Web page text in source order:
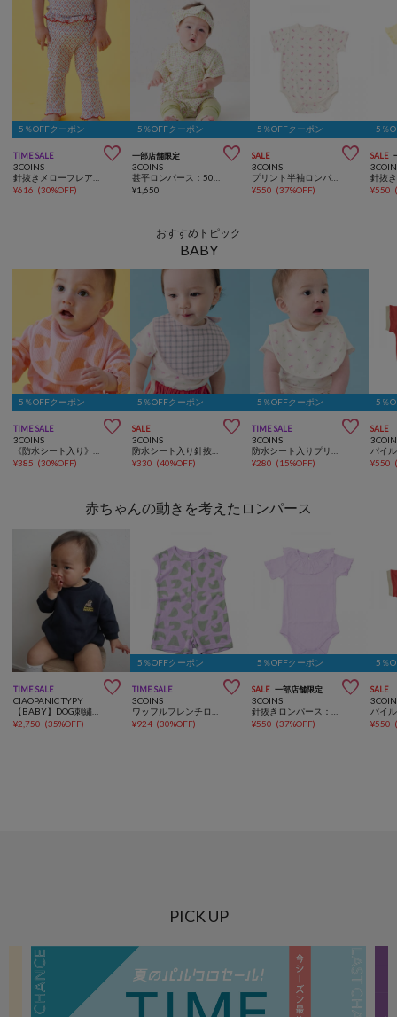
5％OFFクーポン
TIME SALE 
3COINS
¥616 (30%OFF)
5％OFFクーポン
一部店舗限定 
3COINS
¥1,650
5％OFFクーポン
SALE 
3COINS
プリント半袖ロンパース：60～70cm
¥550 (37%OFF)
5％
SALE
¥550
おすすめトピック
BABY
5％OFFクーポン
TIME SALE 
3COINS
¥385 (30%OFF)
5％OFFクーポン
SALE 
3COINS
¥330 (40%OFF)
5％OFFクーポン
TIME SALE 
3COINS
¥280 (15%OFF)
5％
SALE
¥550
赤ちゃんの動きを考えたロンパース
TIME SALE 
CIAOPANIC TYPY
¥2,750 (35%OFF)
5％OFFクーポン
TIME SALE 
3COINS
¥924 (30%OFF)
5％OFFクーポン
SALE 一部店舗限定 
3COINS
¥550 (37%OFF)
5％
SALE
¥550
PICK UP